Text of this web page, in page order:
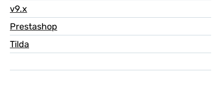
v9.x
Prestashop
Tilda